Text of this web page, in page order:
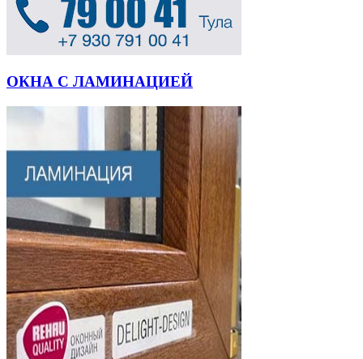
ОКНА С ЛАМИНАЦИЕЙ